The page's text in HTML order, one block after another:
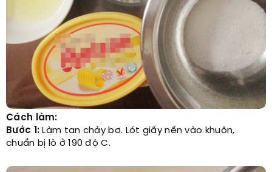
Cách làm:
Bước 1: Làm tan chảy bơ. Lót giấy nến vào khuôn,
chuẩn bị lò ở 190 độ C.